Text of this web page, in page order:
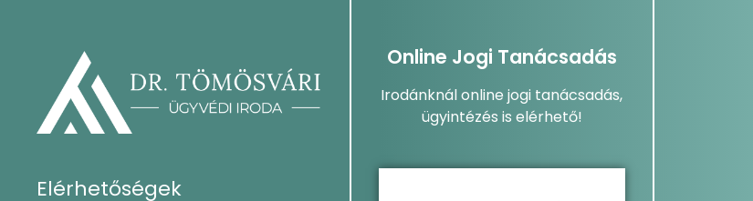
Elérhetőségek
Online Jogi Tanácsadás
Irodánknál online jogi tanácsadás,
ügyintézés is elérhető!